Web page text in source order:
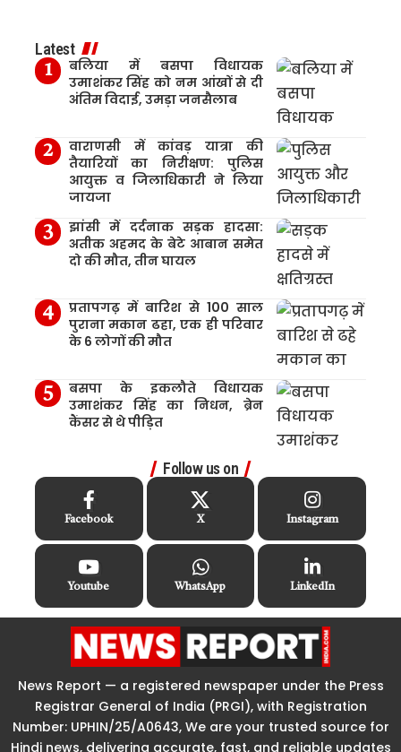
Latest
बलिया में बसपा विधायक
उमाशंकर सिंह को नम आंखों से दी
अंतिम विदाई, उमड़ा जनसैलाब
वाराणसी में कांवड़ यात्रा की
तैयारियों का निरीक्षण: पुलिस
आयुक्त व जिलाधिकारी ने लिया
जायजा
झांसी में दर्दनाक सड़क हादसा:
अतीक अहमद के बेटे आबान समेत
दो की मौत, तीन घायल
प्रतापगढ़ में बारिश से 100 साल
पुराना मकान ढहा, एक ही परिवार
के 6 लोगों की मौत
बसपा के इकलौते विधायक
उमाशंकर सिंह का निधन, ब्रेन
कैंसर से थे पीड़ित
Follow us on
Facebook X Instagram
Youtube WhatsApp LinkedIn
News Report — a registered newspaper under the Press
Registrar General of India (PRGI), with Registration
Number: UPHIN/25/A0643, We are your trusted source for
Hindi news, delivering accurate, fast, and reliable updates